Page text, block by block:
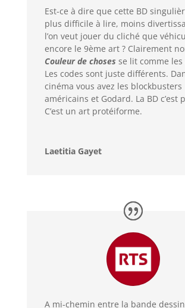
Est-ce à dire que cette BD
plus difficile à lire, moins
l’on veut jouer du cliché que
encore le 9ème art ? Clairement
Couleur de choses se lit comme les
Les codes sont juste différents.
cinéma vous avez les blockbusters
américains et Godard. La BD c’est
C’est un art protéiforme.
Laetitia Gayet
A mi-chemin entre la bande